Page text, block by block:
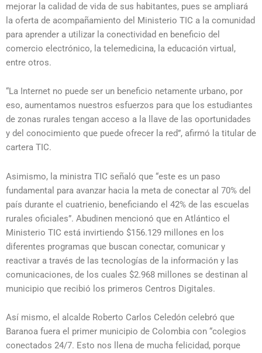
mejorar la calidad de vida de sus habitantes, pues se ampliará
la oferta de acompañamiento del Ministerio TIC a la comunidad
para aprender a utilizar la conectividad en beneficio del
comercio electrónico, la telemedicina, la educación virtual,
entre otros.
“La Internet no puede ser un beneficio netamente urbano, por
eso, aumentamos nuestros esfuerzos para que los estudiantes
de zonas rurales tengan acceso a la llave de las oportunidades
y del conocimiento que puede ofrecer la red”, afirmó la titular de
cartera TIC.
Asimismo, la ministra TIC señaló que “este es un paso
fundamental para avanzar hacia la meta de conectar al 70% del
país durante el cuatrienio, beneficiando el 42% de las escuelas
rurales oficiales”. Abudinen mencionó que en Atlántico el
Ministerio TIC está invirtiendo $156.129 millones en los
diferentes programas que buscan conectar, comunicar y
reactivar a través de las tecnologías de la información y las
comunicaciones, de los cuales $2.968 millones se destinan al
municipio que recibió los primeros Centros Digitales.
Así mismo, el alcalde Roberto Carlos Celedón celebró que
Baranoa fuera el primer municipio de Colombia con “colegios
conectados 24/7. Esto nos llena de mucha felicidad, porque